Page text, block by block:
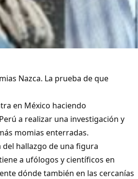
Nazca. La prueba de que
extraterrestres.
México haciendo
a realizar una investigación y
hay más momias enterradas.
de una figura
a ufólogos y científicos en
dónde también en las cercanías